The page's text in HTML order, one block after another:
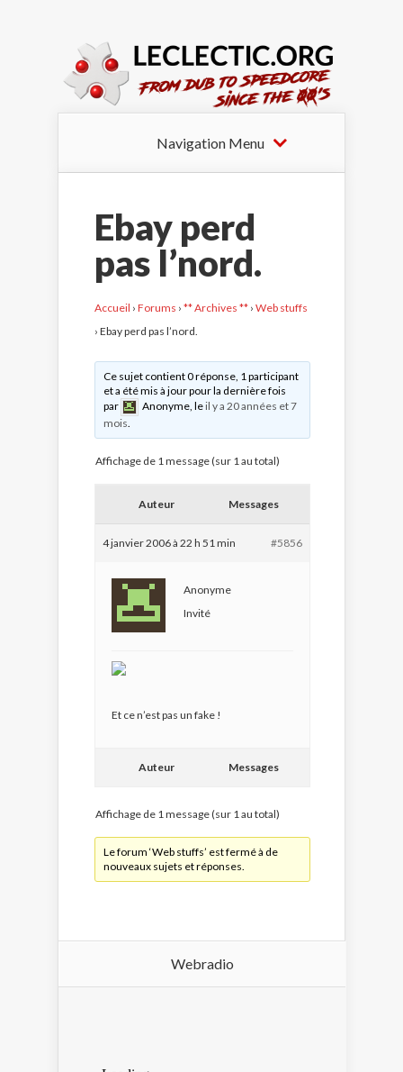
Navigation Menu
Ebay perd
pas l’nord.
Accueil › Forums › ** Archives ** › Web stuffs
› Ebay perd pas l’nord.
Ce sujet contient 0 réponse, 1 participant
et a été mis à jour pour la dernière fois
par
Anonyme , leil y a 20 années et 7
mois
Affichage de 1 message (sur 1 au total)
Auteur Messages
4 janvier 2006 à 22 h 51 min #5856
Anonyme
Invité
Et ce n’est pas un fake !
Auteur Messages
Affichage de 1 message (sur 1 au total)
Le forum ‘Web stuffs’ est fermé à de
nouveaux sujets et réponses.
Webradio